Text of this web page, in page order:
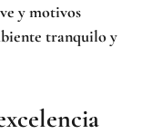
y motivos
tranquilo y